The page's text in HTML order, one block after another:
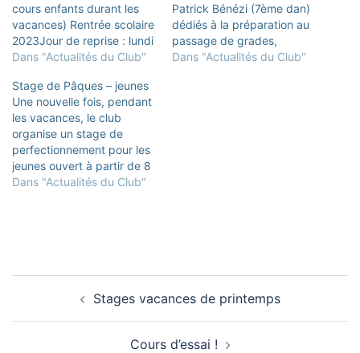
cours enfants durant les
vacances) Rentrée scolaire
2023Jour de reprise : lundi
4 septembre
Toussaint 2023Fin des
cours : samedi 21 octobre
2023Jour de reprise : lundi
6 novembre
2023Vacances de Noël
2023Fin des cours
: samedi 23 décembre
Dans "Actualités du Club"
Patrick Bénézi (7ème dan)
dédiés à la préparation au
passage de grades,
ouverts à tous à partir du 2
Dans "Actualités du Club"
Stage de Pâques – jeunes
Une nouvelle fois, pendant
les vacances, le club
organise un stage de
perfectionnement pour les
jeunes ouvert à partir de 8
ans ! Ces stages intensifs
seront animés par notre
Dans "Actualités du Club"
d’article Stages vacances de printemps
Cours d’essai !